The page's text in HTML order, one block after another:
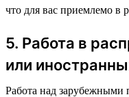
что для вас приемлемо в
5. Работа в
или
Работа над